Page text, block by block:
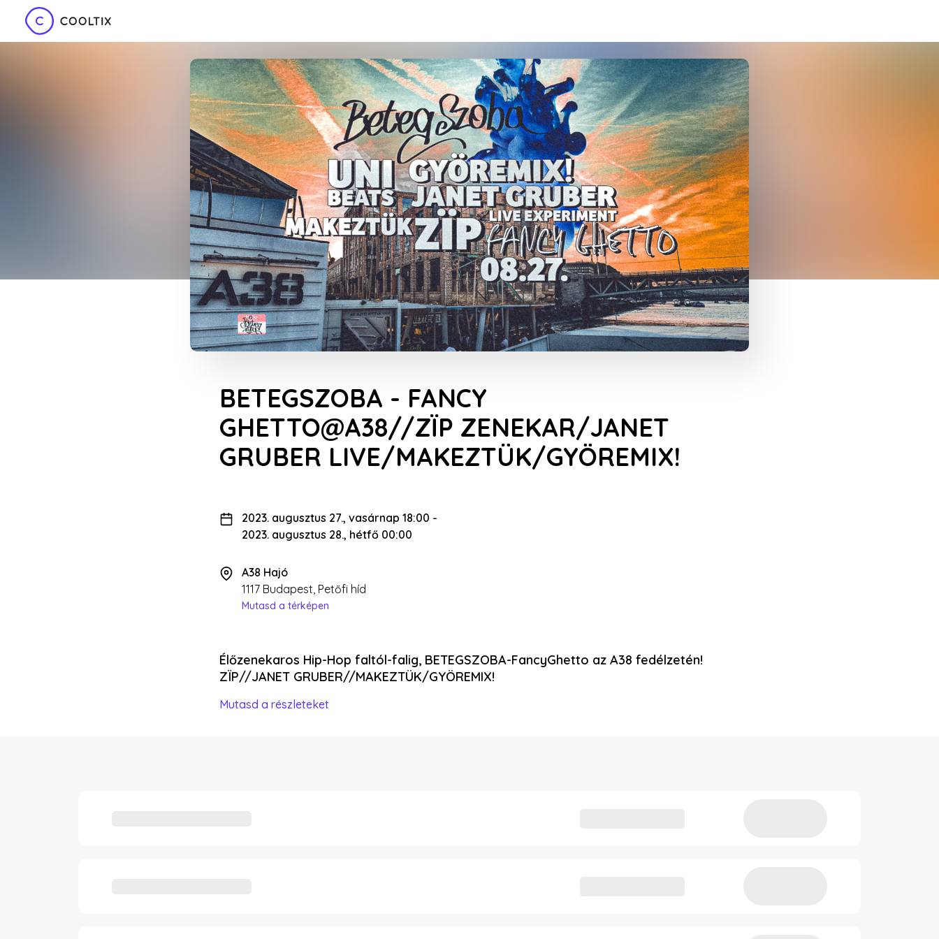
BETEGSZOBA - FANCY
GHETTO@A38//ZÏP ZENEKAR/JANET
GRUBER LIVE/MAKEZTÜK/GYÖREMIX!
2023. augusztus 27., vasárnap 18:00 -
2023. augusztus 28., hétfő 00:00
A38 Hajó
1117 Budapest, Petőfi híd
Mutasd a térképen
Élőzenekaros Hip-Hop faltól-falig, BETEGSZOBA-FancyGhetto az A38 fedélzetén!
ZÏP//JANET GRUBER//MAKEZTÜK/GYÖREMIX!
Mutasd a részleteket